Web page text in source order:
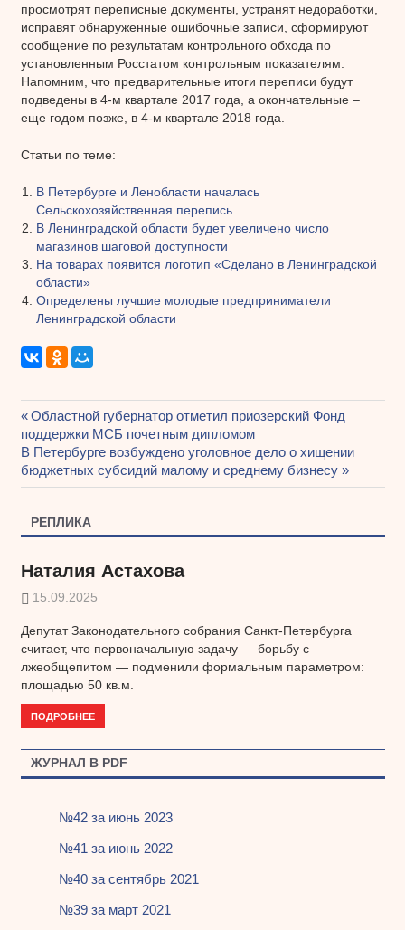
просмотрят переписные документы, устранят недоработки,
исправят обнаруженные ошибочные записи, сформируют
сообщение по результатам контрольного обхода по
установленным Росстатом контрольным показателям.
Напомним, что предварительные итоги переписи будут
подведены в 4-м квартале 2017 года, а окончательные –
еще годом позже, в 4-м квартале 2018 года.
Статьи по теме:
В Петербурге и Ленобласти началась
Сельскохозяйственная перепись
В Ленинградской области будет увеличено число
магазинов шаговой доступности
На товарах появится логотип «Сделано в Ленинградской
области»
Определены лучшие молодые предприниматели
Ленинградской области
Навигация
по
записям
Предыдущая
запись:
Областной губернатор отметил приозерский Фонд
поддержки МСБ почетным дипломом
Следующая
запись:
В Петербурге возбуждено уголовное дело о хищении
бюджетных субсидий малому и среднему бизнесу
РЕПЛИКА
Наталия Астахова
15.09.2025
Депутат Законодательного собрания Санкт-Петербурга
считает, что первоначальную задачу — борьбу с
лжеобщепитом — подменили формальным параметром:
площадью 50 кв.м.
ПОДРОБНЕЕ
ЖУРНАЛ В PDF
№42 за июнь 2023
№41 за июнь 2022
№40 за сентябрь 2021
№39 за март 2021